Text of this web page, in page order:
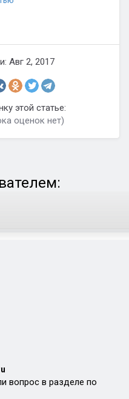
Авг 2, 2017
этой статье:
оценок нет)
вопрос в разделе по